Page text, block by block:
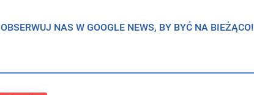
OBSERWUJ NAS W GOOGLE NEWS, BY BYĆ NA BIEŻĄCO!